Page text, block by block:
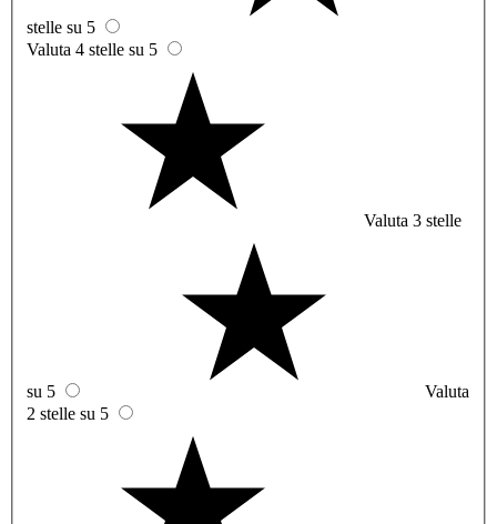
stelle su 5
Valuta 4 stelle su 5
Valuta 3 stelle
su 5
Valuta
2 stelle su 5